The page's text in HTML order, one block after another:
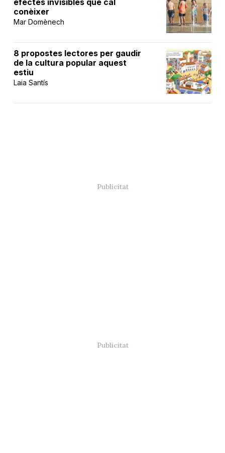
efectes invisibles que cal
conèixer
Mar Domènech
8 propostes lectores per gaudir
de la cultura popular aquest
estiu
Laia Santís